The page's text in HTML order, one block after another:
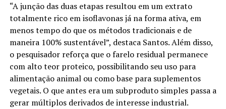
“A junção das duas etapas resultou em um extrato
totalmente rico em isoflavonas já na forma ativa, em
menos tempo do que os métodos tradicionais e de
maneira 100% sustentável”, destaca Santos. Além disso,
o pesquisador reforça que o farelo residual permanece
com alto teor proteico, possibilitando seu uso para
alimentação animal ou como base para suplementos
vegetais. O que antes era um subproduto simples passa a
gerar múltiplos derivados de interesse industrial.